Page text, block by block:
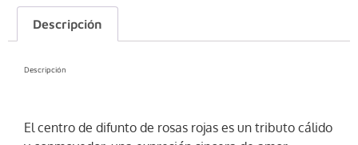
Descripción
Descripción
El centro de difunto de rosas rojas es un tributo cálido